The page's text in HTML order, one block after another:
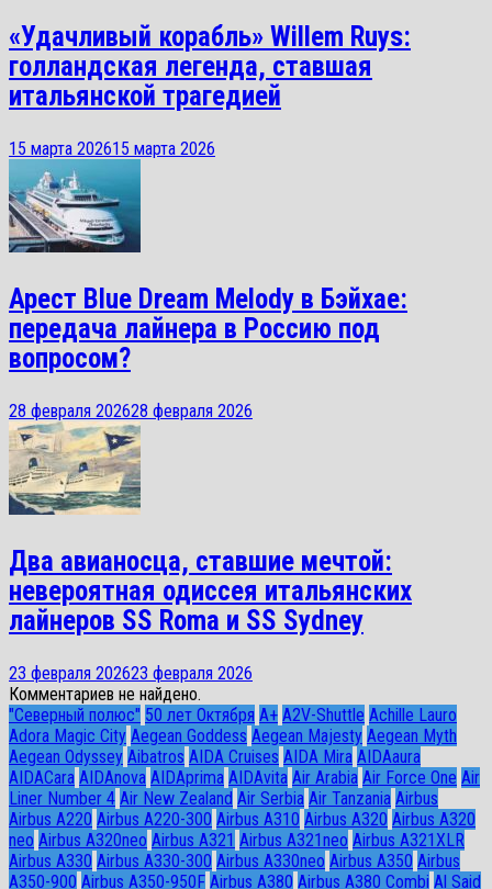
«Удачливый корабль» Willem Ruys:
голландская легенда, ставшая
итальянской трагедией
15 марта 202615 марта 2026
Арест Blue Dream Melody в Бэйхае:
передача лайнера в Россию под
вопросом?
28 февраля 202628 февраля 2026
Два авианосца, ставшие мечтой:
невероятная одиссея итальянских
лайнеров SS Roma и SS Sydney
23 февраля 202623 февраля 2026
Комментариев не найдено.
"Северный полюс" 50 лет Октября A+ A2V-Shuttle Achille Lauro
Adora Magic City Aegean Goddess Aegean Majesty Aegean Myth
Aegean Odyssey Aibatros AIDA Cruises AIDA Mira AIDAaura
AIDACara AIDAnova AIDAprima AIDAvita Air Arabia Air Force One Air
Liner Number 4 Air New Zealand Air Serbia Air Tanzania Airbus
Airbus A220 Airbus A220-300 Airbus A310 Airbus A320 Airbus A320
neo Airbus A320neo Airbus A321 Airbus A321neo Airbus A321XLR
Airbus A330 Airbus A330-300 Airbus A330neo Airbus A350 Airbus
A350-900 Airbus A350-950F Airbus A380 Airbus A380 Combi Al Said